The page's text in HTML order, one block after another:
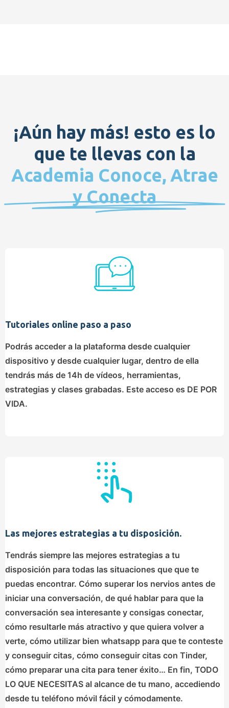
¡Aún hay más! esto es lo
que te llevas con la
Academia Conoce, Atrae
y Conecta
Tutoriales online paso a paso
Podrás acceder a la plataforma desde cualquier
dispositivo y desde cualquier lugar, dentro de ella
tendrás más de 14h de vídeos, herramientas,
estrategias y clases grabadas. Este acceso es DE POR
VIDA.
Las mejores estrategias a tu disposición.
Tendrás siempre las mejores estrategias a tu
disposición para todas las situaciones que que te
puedas encontrar. Cómo superar los nervios antes de
iniciar una conversación, de qué hablar para que la
conversación sea interesante y consigas conectar,
cómo resultarle más atractivo y que quiera volver a
verte, cómo utilizar bien whatsapp para que te conteste
y conseguir citas, cómo conseguir citas con Tinder,
cómo preparar una cita para tener éxito… En fin, TODO
LO QUE NECESITAS al alcance de tu mano, accediendo
desde tu teléfono móvil fácil y cómodamente.